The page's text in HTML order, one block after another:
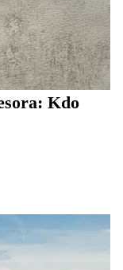
Kdo